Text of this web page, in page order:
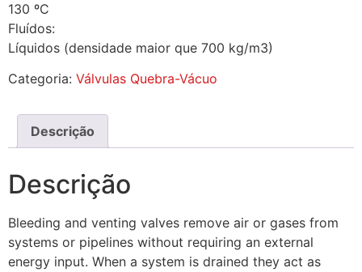
130 ºC
Fluídos:
Líquidos (densidade maior que 700 kg/m3)
Categoria: Válvulas Quebra-Vácuo
Descrição
Descrição
Bleeding and venting valves remove air or gases from
systems or pipelines without requiring an external
energy input. When a system is drained they act as